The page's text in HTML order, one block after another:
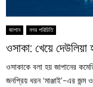
জাপান নগর পরিচিতি
ওসাকা: খেয়ে
ওসাকাকে বলা হয় জাপানের
জনপ্রিয় ধরন ‘মাঞ্জাই’-এর